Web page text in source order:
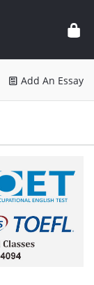
Add An Essay